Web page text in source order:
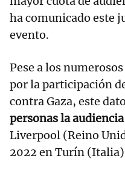
ha comunicado este
evento.
Pese a los
por la participación
contra Gaza, este dato
personas la
Liverpool (Reino
2022 en Turín